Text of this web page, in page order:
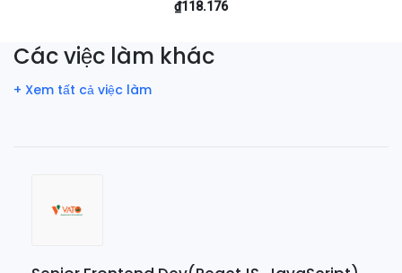
₫118.176
Các việc làm khác
+ Xem tất cả việc làm